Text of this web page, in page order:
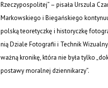
Rzeczypospolitej” – pisała Urszula
Markowskiego i Biegańskiego
polską teoretyczkę i historyczkę
nią Dziale Fotografii i Technik
ważną kronikę, która nie była tylko
postawy moralnej dziennikarzy”.